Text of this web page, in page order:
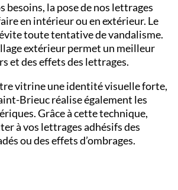
besoins, la pose de nos lettrages
en intérieur ou en extérieur. Le
toute tentative de vandalisme.
extérieur permet un meilleur
et des effets des lettrages.
vitrine une identité visuelle forte,
Brieucréalise également les
Grâce à cette technique,
à vos lettrages adhésifs des
ou des effets d’ombrages.